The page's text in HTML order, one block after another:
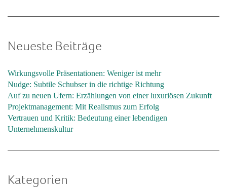
Neueste Beiträge
Wirkungsvolle Präsentationen: Weniger ist mehr
Nudge: Subtile Schubser in die richtige Richtung
Auf zu neuen Ufern: Erzählungen von einer luxuriösen Zukunft
Projektmanagement: Mit Realismus zum Erfolg
Vertrauen und Kritik: Bedeutung einer lebendigen
Unternehmenskultur
Kategorien